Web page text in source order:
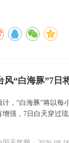
风“白海豚”7日
计，“白海豚”将以每
增强，7日白天穿过